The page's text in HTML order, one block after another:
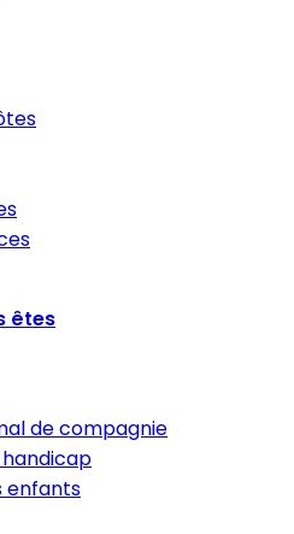
êtes
de compagnie
enfants